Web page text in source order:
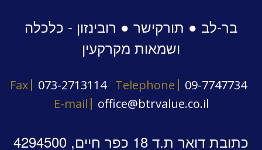
בר-לב ● תורקישר ● רובינזון - כלכלה
ושמאות מקרקעין
Fax 073-2713114 Telephone
09-7747734
E-mail
office@btrvalue.co.il
כתובת דואר ת.ד 18 כפר חיים, 4294500